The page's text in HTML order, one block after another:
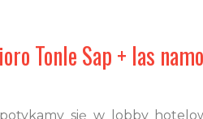
Tonle Sap + las
się w lobby